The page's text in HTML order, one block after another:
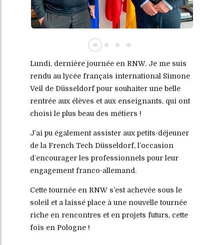
Lundi, dernière journée en RNW. Je me suis
rendu au lycée français international Simone
Veil de Düsseldorf pour souhaiter une belle
rentrée aux élèves et aux enseignants, qui ont
choisi le plus beau des métiers !
J’ai pu également assister aux petits-déjeuner
de la French Tech Düsseldorf, l’occasion
d’encourager les professionnels pour leur
engagement franco-allemand.
Cette tournée en RNW s’est achevée sous le
soleil et a laissé place à une nouvelle tournée
riche en rencontres et en projets futurs, cette
fois en Pologne !